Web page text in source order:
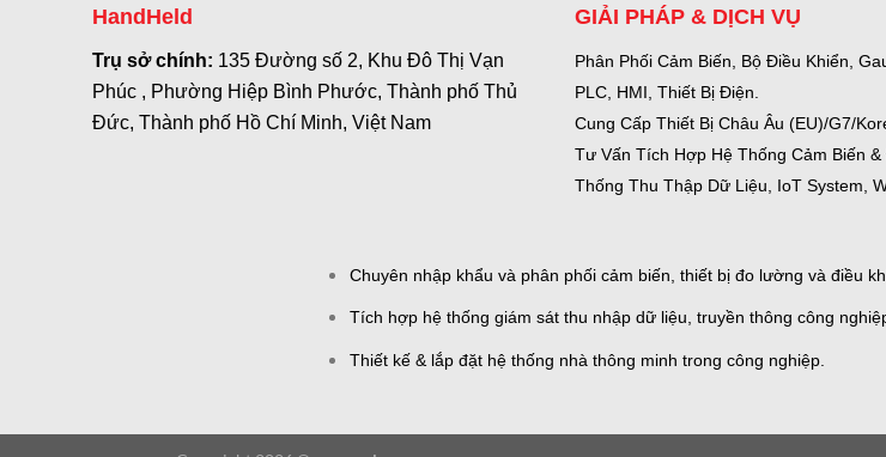
HandHeld
Trụ sở chính: 135 Đường số 2, Khu Đô Thị Vạn
Phúc , Phường Hiệp Bình Phước, Thành phố Thủ
Đức, Thành phố Hồ Chí Minh, Việt Nam
GIẢI PHÁP & DỊCH VỤ
Phân Phối Cảm Biến, Bộ Điều Khiển,
PLC, HMI, Thiết Bị Điện.
Cung Cấp Thiết Bị Châu Âu (EU)/G7/
Tư Vấn Tích Hợp Hệ Thống Cảm Biến
Thống Thu Thập Dữ Liệu, IoT System,
Chuyên nhập khẩu và phân phối cảm biến, thiết bị đo lường và điều
Tích hợp hệ thống giám sát thu nhập dữ liệu, truyền thông công
Thiết kế & lắp đặt hệ thống nhà thông minh trong công nghiệp.